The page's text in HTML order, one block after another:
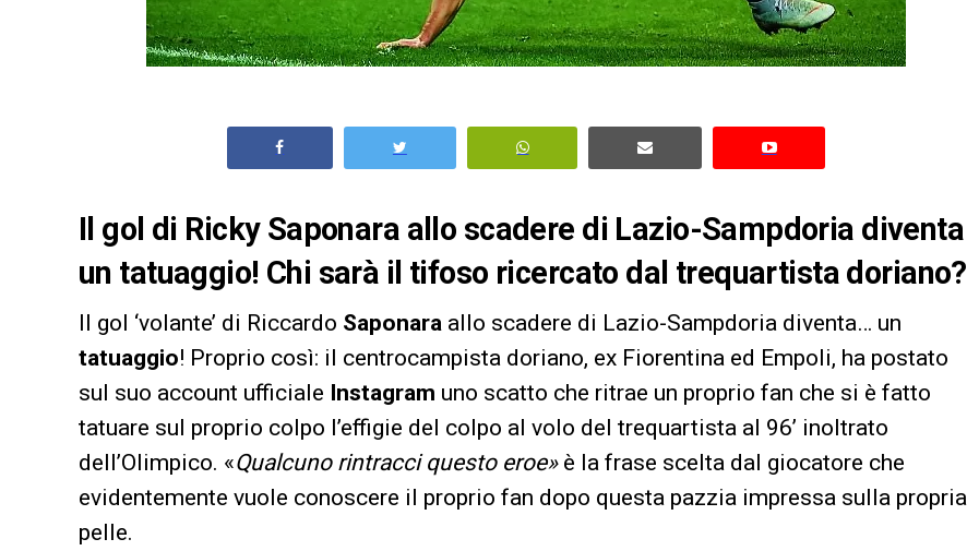
Il gol di Ricky Saponara allo scadere di Lazio-Sampdoria diventa
un tatuaggio! Chi sarà il tifoso ricercato dal trequartista doriano?
Il gol ‘volante’ di Riccardo Saponara allo scadere di Lazio-Sampdoria diventa… un
tatuaggio! Proprio così: il centrocampista doriano, ex Fiorentina ed Empoli, ha postato
sul suo account ufficiale Instagram uno scatto che ritrae un proprio fan che si è fatto
tatuare sul proprio colpo l’effigie del colpo al volo del trequartista al 96’ inoltrato
dell’Olimpico. «Qualcuno rintracci questo eroe»è la frase scelta dal giocatore che
evidentemente vuole conoscere il proprio fan dopo questa pazzia impressa sulla propria
pelle.